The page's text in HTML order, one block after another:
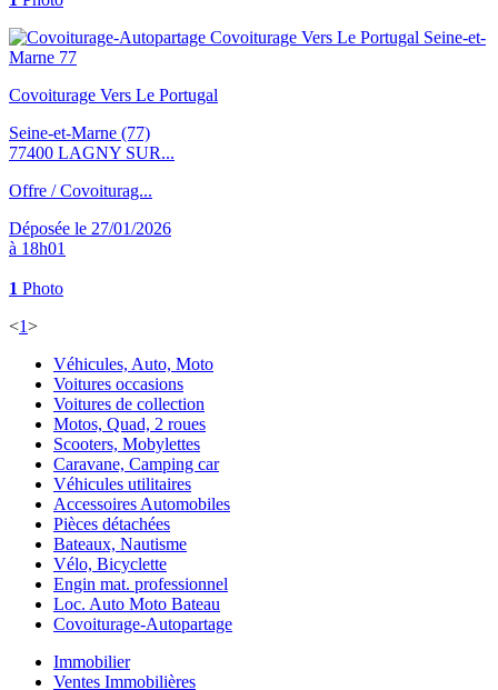
Covoiturage Vers Le Portugal
Seine-et-Marne (77)
77400 LAGNY SUR...
Offre / Covoiturag...
Déposée le 27/01/2026
à 18h01
1 Photo
<1>
Véhicules, Auto, Moto
Voitures occasions
Voitures de collection
Motos, Quad, 2 roues
Scooters, Mobylettes
Caravane, Camping car
Véhicules utilitaires
Accessoires Automobiles
Pièces détachées
Bateaux, Nautisme
Vélo, Bicyclette
Engin mat. professionnel
Loc. Auto Moto Bateau
Covoiturage-Autopartage
Immobilier
Ventes Immobilières